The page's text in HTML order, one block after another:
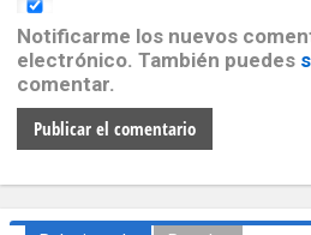
Notificarme los nuevos
electrónico. También puedes
comentar.